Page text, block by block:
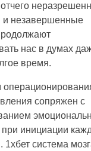
отчего
и незавершенные
нас в думах
время.
сопряжен с
инициации
1хбет система